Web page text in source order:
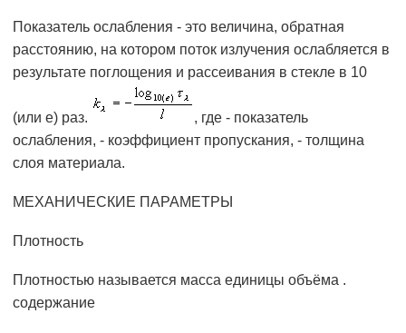
Показатель ослабления - это величина, обратная
расстоянию, на котором поток излучения ослабляется в
результате поглощения и рассеивания в стекле в 10
(или e) раз.
, где - показатель
ослабления, - коэффициент пропускания, - толщина
слоя материала.
МЕХАНИЧЕСКИЕ ПАРАМЕТРЫ
Плотность
Плотностью называется масса единицы объёма .
содержание